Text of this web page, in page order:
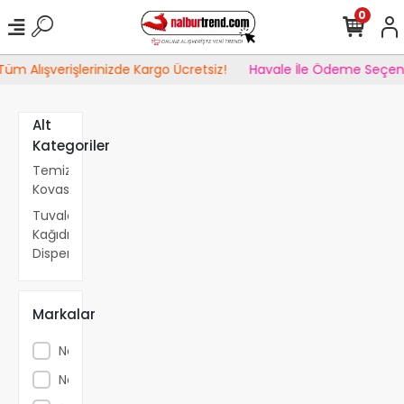
Alışverişlerinizde Kargo Ücretsiz! Havale İle Ödeme
0
Alt
Kategoriler
Temizlik
Kovası
Tuvalet
Kağıdı
Dispenseri
Markalar
Nemkar
Nossa